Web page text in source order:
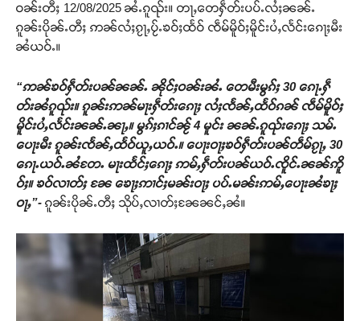
ဝၼ်းတီႈ 12/08/2025 ၼႆႉၵူၺ်း။ တႃႇတေႁဵတ်းပပ်ႉလႆႈၼၼ်ႉ
ၵူၼ်းပိုၼ်ႉတီႈ ဢၼ်လႆႈၵႂႃႇပႂ်ႉၶဝ်ႈထႅဝ် ၸဵမ်မိူဝ်ႈမိူင်းပႆႇလႅင်းၵေႃႈမီး
ၼႆယဝ်ႉ။
“ဢၼ်ၶဝ်ႁဵတ်းပၼ်ၼၼ်ႉ ၼိုင်ႈဝၼ်းၼႆႉ တေမီးမွၵ်ႈ 30 ၵေႃႉႁဵ
တ်းၼႆၵူၺ်း။ ၵူၼ်းဢၼ်မႃးႁဵတ်းၵေႃႈ လႆႈၸႅၼ်ႇထႅဝ်ၵၼ် ၸဵမ်မိူဝ်ႈ
မိူင်းပႆႇလႅင်းၼၼ်ႉၼႃႇ။ မွၵ်ႈၵၢင်ၼႂ် 4 မူင်း ၼၼ်ႉၵူၺ်းၵေႃႈ သမ်ႉ
ပေႃးမီး ၵူၼ်းၸႅၼ်ႇထႅဝ်ယူႇယဝ်ႉ။ ပေႃးဝႃႈၶဝ်ႁဵတ်းပၼ်တဵမ်ၵႂႃႇ 30
ၵေႃႉယဝ်ႉၼႆတႄႉ မႃးထႅင်ႈၵေႃႈ ဢမ်ႇႁဵတ်းပၼ်ယဝ်ႉၸိူင်ႉၼၼ်ဢိူ
ဝ်ႈ။ ၶဝ်လၢတ်ႈ ၼႄ ၶေႃႈဢၢင်ႈမၼ်းဝႃႈ ပပ်ႉမၼ်းဢမ်ႇပေႃးၼႆၶႃႈ
ဝႃႇ”- ၵူၼ်းပိုၼ်ႉတီႈ သိုပ်ႇလၢတ်ႈၼႄၼင်ႇၼႆ။